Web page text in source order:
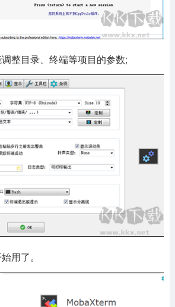
整目录、终端等项目的参数;
用了。